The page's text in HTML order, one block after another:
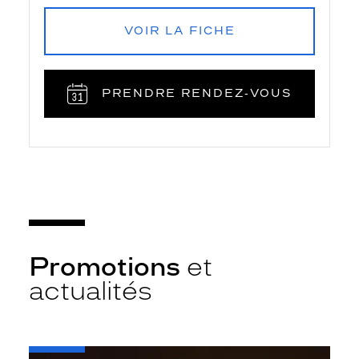
VOIR LA FICHE
PRENDRE RENDEZ‑VOUS
Promotions et
actualités
-